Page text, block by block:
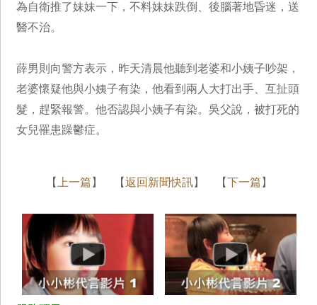
為自衛推了妹妹一下，不料妹妹跌倒、後腦著地昏迷，送
醫不治。
薛男則向警方表示，昨天清晨他聽到老婆和小姨子吵架，
老婆懷疑他與小姨子有染，他看到兩人大打出手、互扯頭
髮，趕緊報警。他否認與小姨子有染。吳父說，被打死的
女兒罹患躁鬱症。
【 上一篇 】 【返回新聞快訊】 【下一篇 】